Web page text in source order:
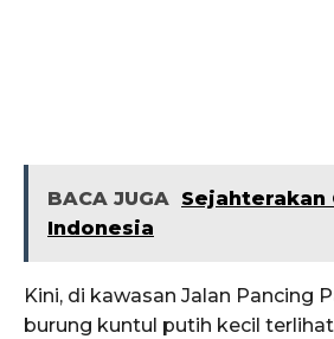
BACA JUGA
Sejahterakan
Indonesia
Kini, di kawasan Jalan Pancing
burung kuntul putih kecil